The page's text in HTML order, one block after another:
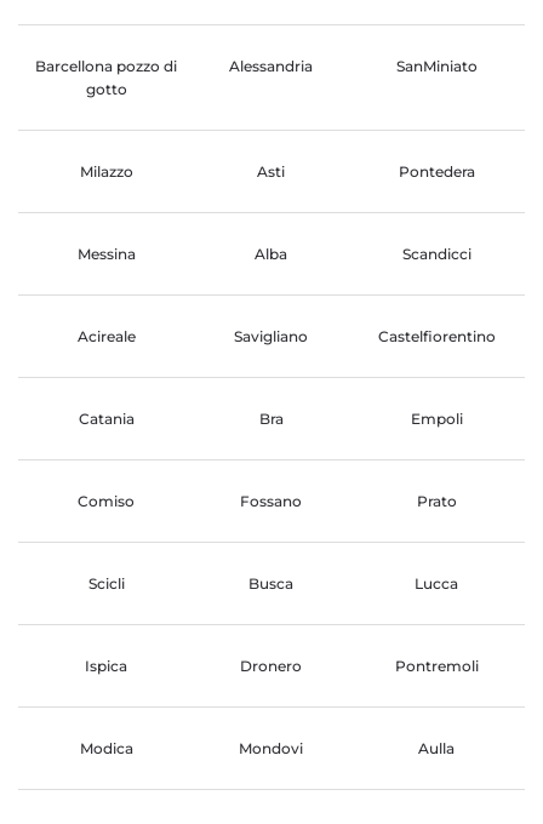
Barcellona pozzo di
gotto
Alessandria SanMiniato
Milazzo Asti Pontedera
Messina Alba Scandicci
Acireale Savigliano Castelfiorentino
Catania Bra Empoli
Comiso Fossano Prato
Scicli Busca Lucca
Ispica Dronero Pontremoli
Modica Mondovi Aulla